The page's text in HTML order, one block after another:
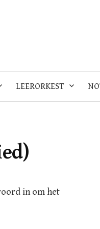
LEERORKEST
in om het